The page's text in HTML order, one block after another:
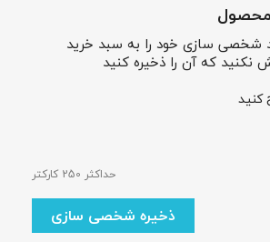
شخصی سازی خود را به سبد خرید
نکنید که آن را ذخیره کنید
کنید
حداکثر 250 کارکتر
ذخیره شخصی سازیعلاقمندی‌ها ×